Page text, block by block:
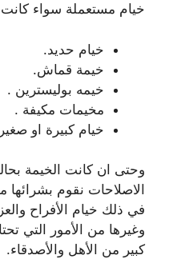
خيام مستعملة سواء كانت
خيام حديد.
خيمة قماش.
خيمه بوليسترين .
مخيمات مكيفة .
خيام كبيرة او
وحتى ان كانت الخيمة
الاصلاحات نقوم
في ذلك خيام الأفراح
وغيرها من الأمور التي
كبير من الأهل والأصدقاء.